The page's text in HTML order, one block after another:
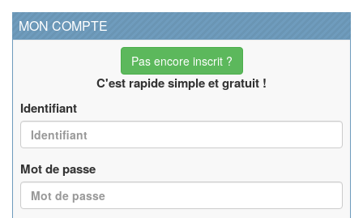
MON COMPTE
Pas encore inscrit ?
C'est rapide simple et gratuit !
Identifiant
Mot de passe